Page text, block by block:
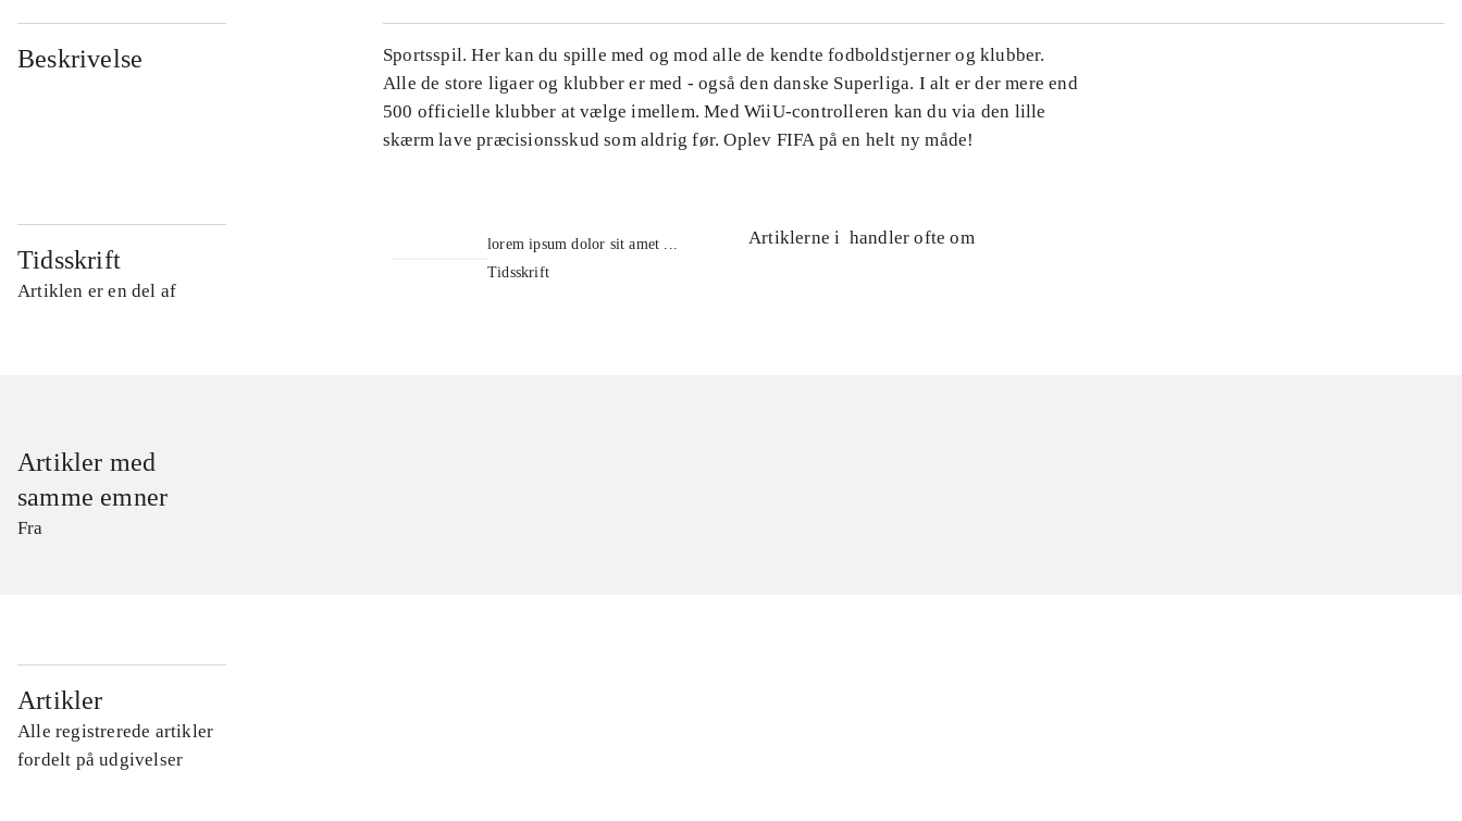
Beskrivelse
Sportsspil. Her kan du spille med og mod alle de kendte fodboldstjerner og klubber.
Alle de store ligaer og klubber er med - også den danske Superliga. I alt er der mere end
500 officielle klubber at vælge imellem. Med WiiU-controlleren kan du via den lille
skærm lave præcisionsskud som aldrig før. Oplev FIFA på en helt ny måde!
Tidsskrift
Artiklen er en del af
lorem ipsum dolor sit amet ...
Tidsskrift
Artiklerne i handler ofte om
Artikler med
samme emner
Fra
Artikler
Alle registrerede artikler
fordelt på udgivelser